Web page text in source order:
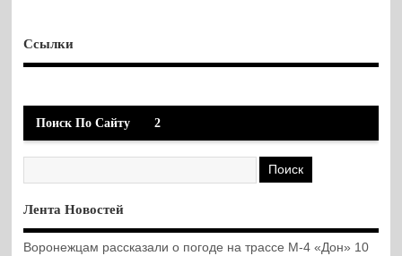
Ссылки
Поиск По Сайту 2
Лента Новостей
Воронежцам рассказали о погоде на трассе М-4 «Дон» 10